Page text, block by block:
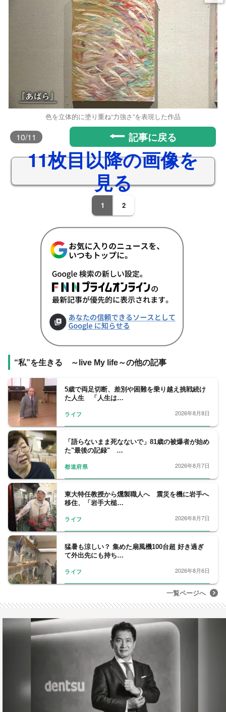
色を立体的に塗り重ね“力強さ”を表現した作品
10/11 記事に戻る
11枚目以降の画像を
見る
1 2
“私”を生きる ～live My life～の他の記事
5歳で両足切断、差別や困難を乗り越え挑戦続け
た人生 「人生は…
ライフ 2026年8月8日
「語らないまま死なないで」81歳の被爆者が始め
た"最後の記録" …
都道府県 2026年8月7日
東大特任教授から燻製職人へ 震災を機に岩手へ
移住、「岩手大槌…
ライフ 2026年8月7日
猛暑も涼しい？ 集めた扇風機100台超 好き過ぎ
て外出先にも持ち…
ライフ 2026年8月6日
一覧ページへ